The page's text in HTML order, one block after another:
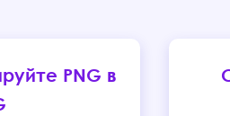
PNG в